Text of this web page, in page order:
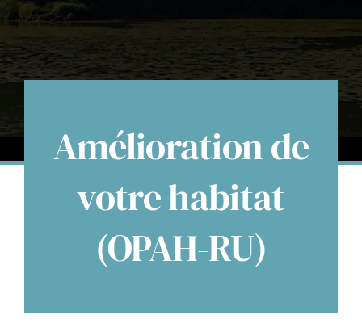
Espace citoyens
Amélioration de
votre habitat
(OPAH-RU)